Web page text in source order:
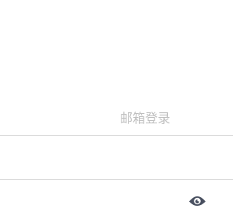
邮箱登录